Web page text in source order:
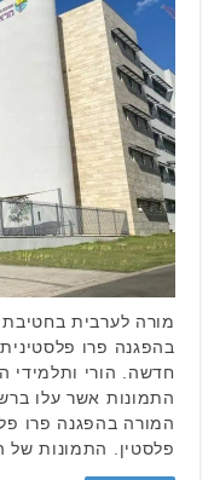
מורה לערבית בחטיבת
בהפגנה פרו
חדשה. הורי ותלמידי
התמונות אשר עלו
המורה בהפגנה פרו
פלסטין. התמונות